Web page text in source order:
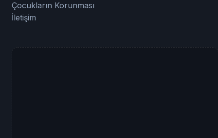
Çocukların Korunması
İletişim